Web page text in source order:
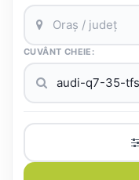
CUVÂNT CHEIE: